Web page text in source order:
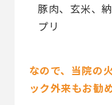
豚肉、玄米、
プリ
なので、当院の
ック外来もお勧